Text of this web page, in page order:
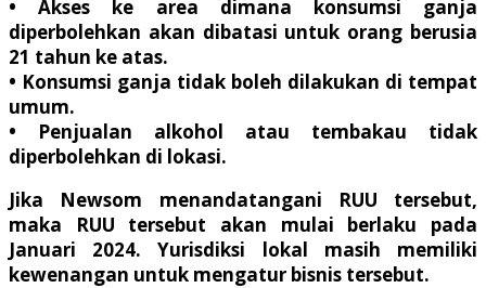
• Akses ke area dimana konsumsi ganja
diperbolehkan akan dibatasi untuk orang berusia
21 tahun ke atas.
• Konsumsi ganja tidak boleh dilakukan di tempat
umum.
• Penjualan alkohol atau tembakau tidak
diperbolehkan di lokasi.
Jika Newsom menandatangani RUU tersebut,
maka RUU tersebut akan mulai berlaku pada
Januari 2024. Yurisdiksi lokal masih memiliki
kewenangan untuk mengatur bisnis tersebut.